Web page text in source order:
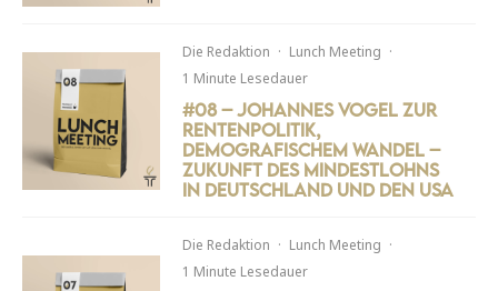
Die Redaktion · Lunch Meeting ·
1 Minute Lesedauer
#08 – Johannes Vogel zur
Rentenpolitik,
demografischem Wandel –
Zukunft des Mindestlohns
in Deutschland und den USA
Die Redaktion · Lunch Meeting ·
1 Minute Lesedauer